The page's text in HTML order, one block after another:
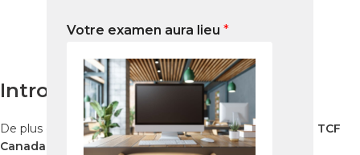
Votre examen aura lieu *
NabilOn novembre 21, 2025
Introduction
De plus en plus de candidats à Graz souhaitent passer le TCF
Canada afin de concrétiser leur projet d’immigration ou